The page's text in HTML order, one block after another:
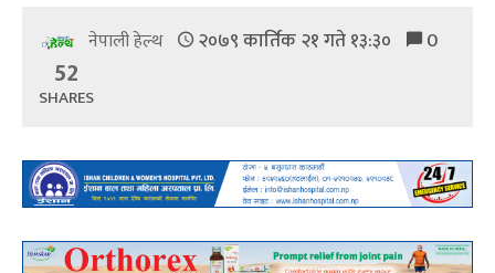
नेपाली हेल्थ २०७९ कार्तिक २१ गते १३:३० 0
52
SHARES